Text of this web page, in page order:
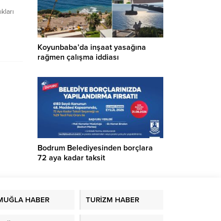
Koyunbaba’da inşaat yasağına
rağmen çalışma iddiası
Bodrum Belediyesinden borçlara
72 aya kadar taksit
HABER TURİZM HABER